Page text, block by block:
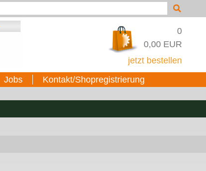
0
0,00 EUR
jetzt bestellen
Jobs Kontakt/Shopregistrierung